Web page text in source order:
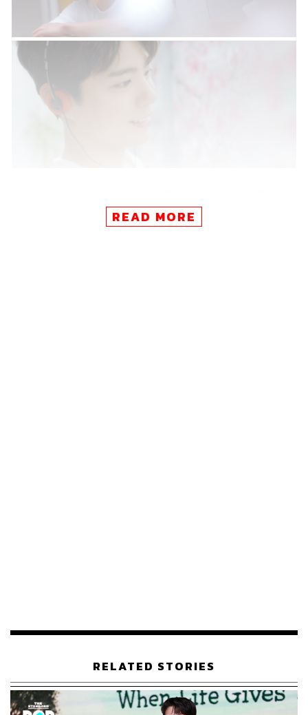
2019 Park Bo Gum Asia Tour ‘A Good Day: May Your
Everyday Be A Good Day’ ไปเมื่อวันที่ 16 กุมภาพันธ์ที่ผ่าน
READ MORE
RELATED STORIES